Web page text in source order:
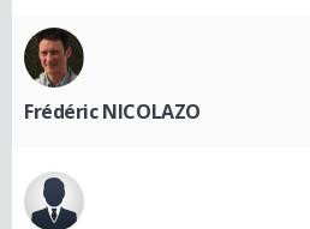
Frédéric NICOLAZO